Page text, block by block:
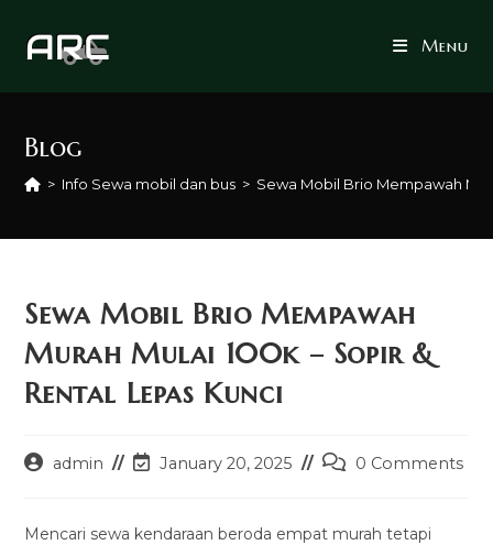
Menu
Blog
> Info Sewa mobil dan bus > Sewa Mobil Brio Mempawah
Sewa Mobil Brio Mempawah
Murah Mulai 100k – Sopir &
Rental Lepas Kunci
Postadmin
PostJanuary 20, 2025
Post0 Comments
Mencari sewa kendaraan beroda empat murah tetapi